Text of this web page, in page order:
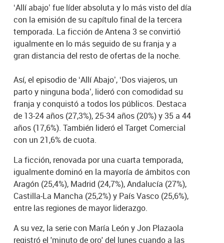
‘Allí abajo’ fue líder absoluta y lo más visto del día
con la emisión de su capítulo final de la tercera
temporada. La ficción de Antena 3 se convirtió
igualmente en lo más seguido de su franja y a
gran distancia del resto de ofertas de la noche.
Así, el episodio de ‘Allí Abajo’, ‘Dos viajeros, un
parto y ninguna boda’, lideró con comodidad su
franja y conquistó a todos los públicos. Destaca
de 13-24 años (27,3%), 25-34 años (20%) y 35 a 44
años (17,6%). También lideró el Target Comercial
con un 21,6% de cuota.
La ficción, renovada por una cuarta temporada,
igualmente dominó en la mayoría de ámbitos con
Aragón (25,4%), Madrid (24,7%), Andalucía (27%),
Castilla-La Mancha (25,2%) y País Vasco (25,6%),
entre las regiones de mayor liderazgo.
A su vez, la serie con María León y Jon Plazaola
registró el 'minuto de oro' del lunes cuando a las